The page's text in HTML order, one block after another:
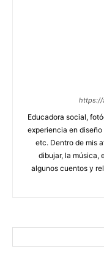
https://
Educadora social,
experiencia en
etc. Dentro de mis
dibujar, la música,
algunos cuentos y